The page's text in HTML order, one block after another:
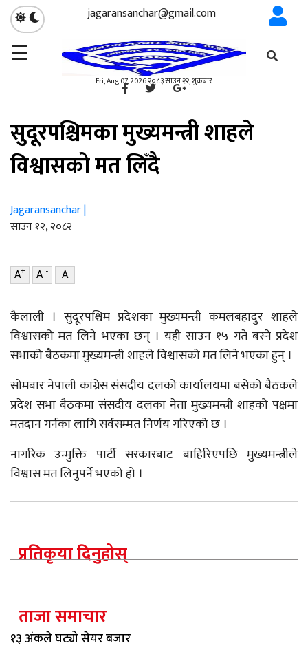
jagaransanchar@gmail.com
☰
Fri, Aug 07, 2026 २०८३ साउन २२, शुक्रबार
×
गृहपृष्ठ सुदूरपश्चिम
सुदूरपश्चिम
सुदूरपश्चिमका मुख्यमन्त्री शाहले
विश्वासको मत लिँदै
Jagaransanchar |
साउन १२, २०८२
A+ A- A
कैलाली । सुदूरपश्चिम प्रदेशका मुख्यमन्त्री कमलबहादुर शाहले
विश्वासको मत लिने भएका छन् । यही साउन १५ गते बस्ने प्रदेश
सभाको बैठकमा मुख्यमन्त्री शाहले विश्वासको मत लिने भएका हुन् ।
सोमबार नेपाली कांग्रेस संसदीय दलको कार्यालयमा बसेको बैठकले
प्रदेश सभा बैठकमा संसदीय दलका नेता मुख्यमन्त्री शाहको पक्षमा
मतदान गर्नका लागि सर्वसम्मत निर्णय गरिएको छ ।
नागरिक उन्मुक्ति पार्टी सरकारबाट बाहिरिएपछि मुख्यमन्त्रीले
विश्वास मत लिनुपर्ने भएको हो ।
प्रतिकृया दिनुहोस्
ताजा समाचार
१३ अंकले घट्यो सेयर बजार